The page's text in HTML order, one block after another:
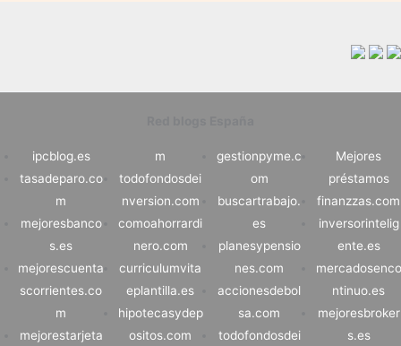
ipcblog.es
tasadeparo.co
m
mejoresbanco
s.es
mejorescuenta
scorrientes.co
m
mejorestarjeta
m
todofondosdei
nversion.com
comoahorrardi
nero.com
curriculumvita
eplantilla.es
hipotecasydep
ositos.com
gestionpyme.c
om
buscartrabajo.
es
planesypensio
nes.com
accionesdebol
sa.com
todofondosdei
Mejores
préstamos
finanzzas.com
inversorintelig
ente.es
mercadosenco
ntinuo.es
mejoresbroker
s.es